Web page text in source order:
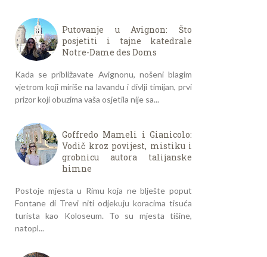
Putovanje u Avignon: Što
posjetiti i tajne katedrale
Notre-Dame des Doms
Kada se približavate Avignonu, nošeni blagim
vjetrom koji miriše na lavandu i divlji timijan, prvi
prizor koji obuzima vaša osjetila nije sa...
Goffredo Mameli i Gianicolo:
Vodič kroz povijest, mistiku i
grobnicu autora talijanske
himne
Postoje mjesta u Rimu koja ne blješte poput
Fontane di Trevi niti odjekuju koracima tisuća
turista kao Koloseum. To su mjesta tišine,
natopl...